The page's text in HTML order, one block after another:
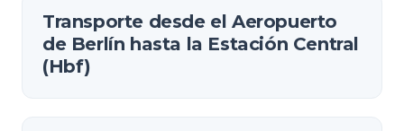
Transporte desde el Aeropuerto
de Berlín hasta la Estación Central
(Hbf)